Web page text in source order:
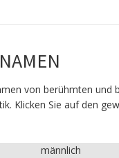
von berühmten und
Klicken Sie auf den
männlich